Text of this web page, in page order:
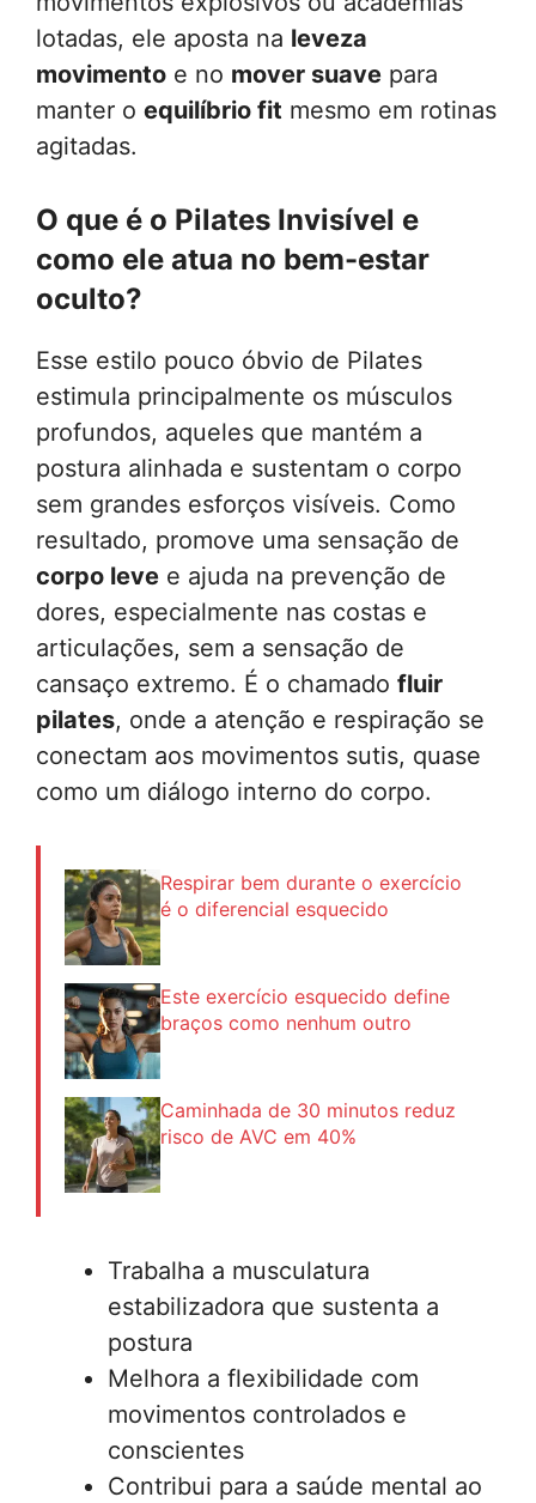
lotadas, ele aposta na leveza
movimento e no mover suave para
manter o equilíbrio fit mesmo em rotinas
agitadas.
O que é o Pilates Invisível e
como ele atua no bem-estar
oculto?
Esse estilo pouco óbvio de Pilates
estimula principalmente os músculos
profundos, aqueles que mantém a
postura alinhada e sustentam o corpo
sem grandes esforços visíveis. Como
resultado, promove uma sensação de
corpo leve e ajuda na prevenção de
dores, especialmente nas costas e
articulações, sem a sensação de
cansaço extremo. É o chamado fluir
pilates, onde a atenção e respiração se
conectam aos movimentos sutis, quase
como um diálogo interno do corpo.
Respirar bem durante o exercício
é o diferencial esquecido
Este exercício esquecido define
braços como nenhum outro
Caminhada de 30 minutos reduz
risco de AVC em 40%
Trabalha a musculatura
estabilizadora que sustenta a
postura
Melhora a flexibilidade com
movimentos controlados e
conscientes
Contribui para a saúde mental ao